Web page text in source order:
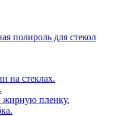
полироль для стекол
на стеклах.
жирную пленку.